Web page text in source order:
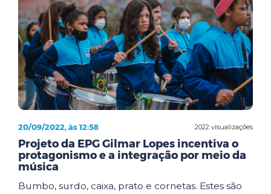
2022 visualizações
20/09/2022, às 12:58
Projeto da EPG Gilmar Lopes incentiva o
protagonismo e a integração por meio da
música
Bumbo, surdo, caixa, prato e cornetas. Estes são